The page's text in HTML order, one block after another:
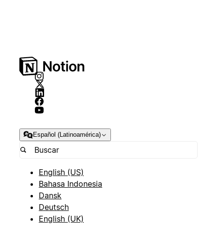
Español (Latinoamérica)
English (US)
Bahasa Indonesia
Dansk
Deutsch
English (UK)